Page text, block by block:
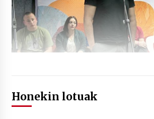
Honekin lotuak